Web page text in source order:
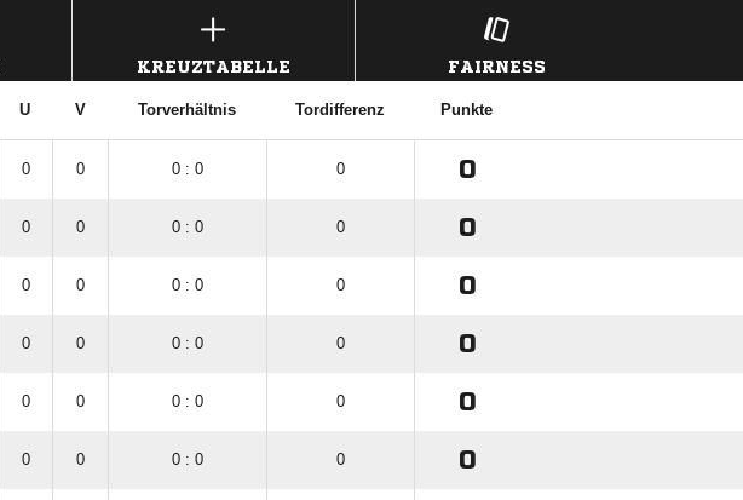
KREUZTABELLE FAIRNESS
U V Torverhältnis Tordifferenz Punkte
0 0 0 : 0 0 0
0 0 0 : 0 0 0
0 0 0 : 0 0 0
0 0 0 : 0 0 0
0 0 0 : 0 0 0
0 0 0 : 0 0 0